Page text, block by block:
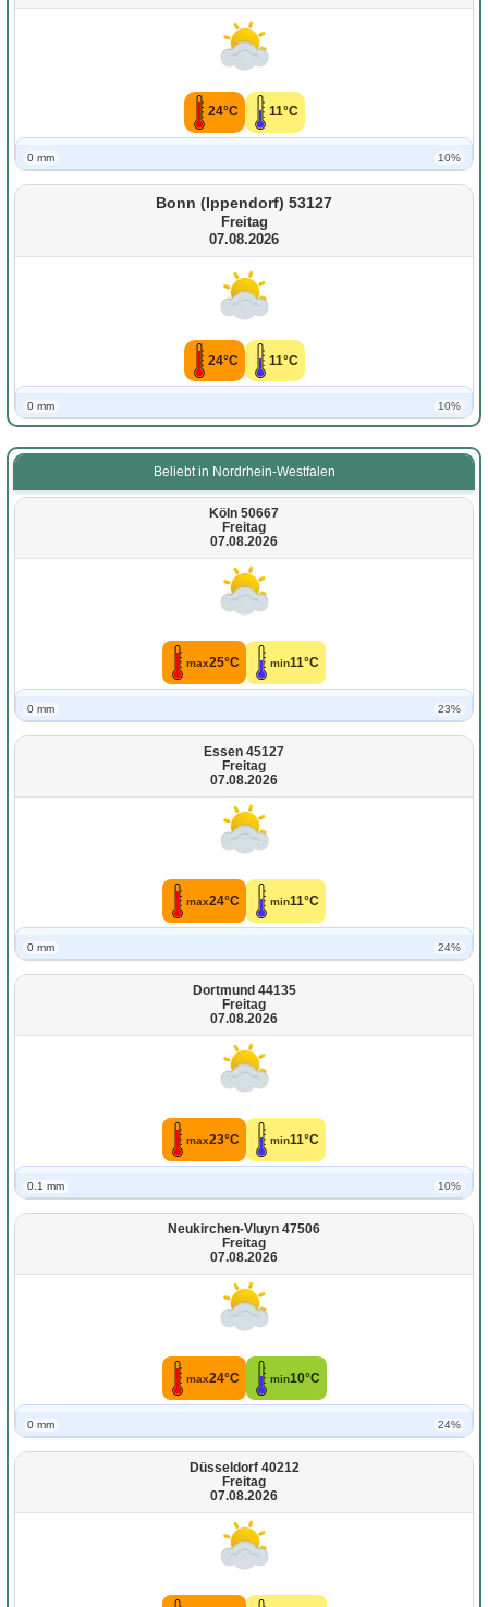
24°C 11°C
0 mm 10%
Bonn (Ippendorf) 53127
Freitag
07.08.2026
24°C 11°C
0 mm 10%
Beliebt in Nordrhein-Westfalen
Köln 50667
Freitag
07.08.2026
max25°C min11°C
0 mm 23%
Essen 45127
Freitag
07.08.2026
max24°C min11°C
0 mm 24%
Dortmund 44135
Freitag
07.08.2026
max23°C min11°C
0.1 mm 10%
Neukirchen-Vluyn 47506
Freitag
07.08.2026
max24°C min10°C
0 mm 24%
Düsseldorf 40212
Freitag
07.08.2026